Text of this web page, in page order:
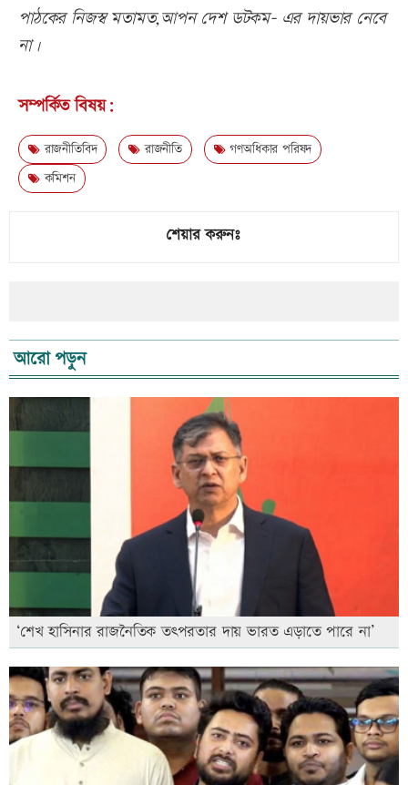
পাঠকের নিজস্ব মতামত,আপন দেশ ডটকম- এর দায়ভার নেবে
না।
সম্পর্কিত বিষয়:
রাজনীতিবিদ রাজনীতি
গণঅধিকার পরিষদ
কমিশন
শেয়ার করুনঃ
আরো পড়ুন
‘শেখ হাসিনার রাজনৈতিক তৎপরতার দায় ভারত এড়াতে পারে না’